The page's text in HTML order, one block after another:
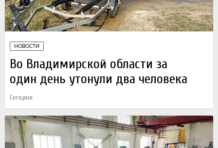
НОВОСТИ
Во Владимирской области за
один день утонули два человека
Сегодня